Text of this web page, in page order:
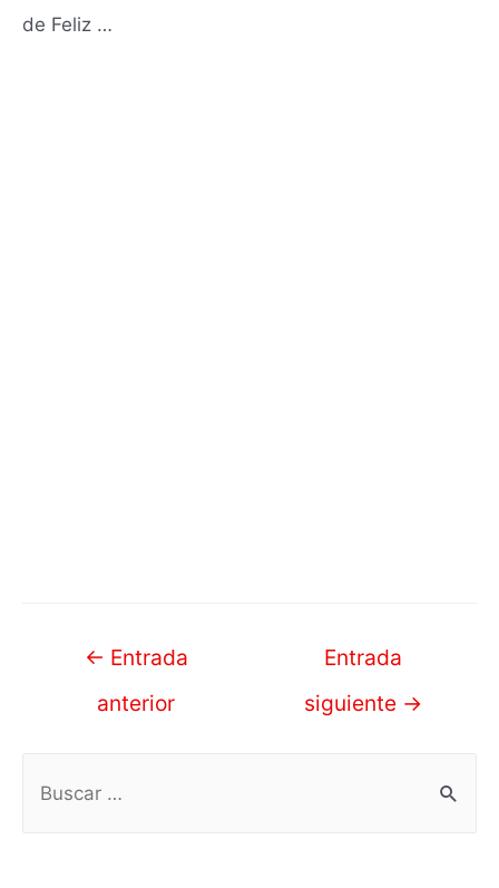
de Feliz …
Navegación
← Entrada
anterior
Entrada
siguiente →